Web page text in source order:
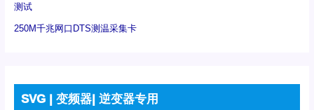
测试
250M千兆网口DTS测温采集卡
SVG | 变频器| 逆变器专用